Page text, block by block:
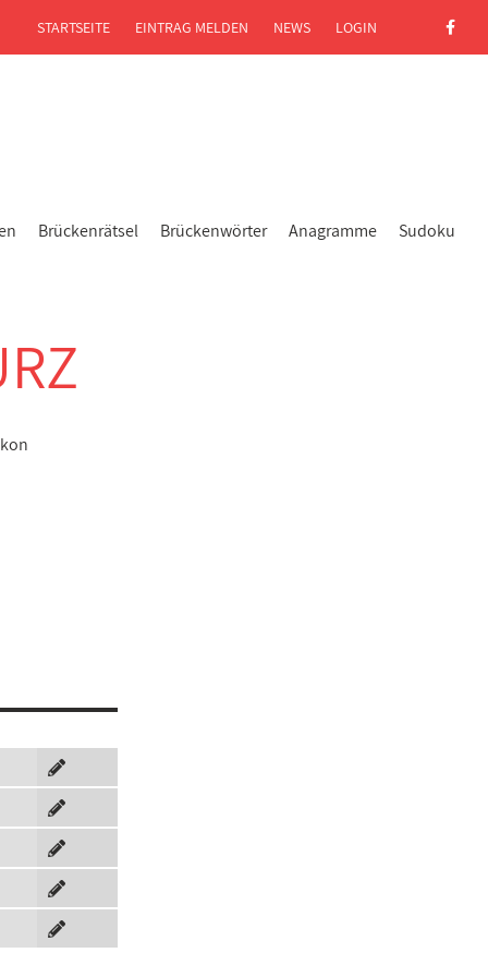
Brückenrätsel Brückenwörter Anagramme Sudoku
STARTSEITE EINTRAG MELDEN NEWS LOGIN